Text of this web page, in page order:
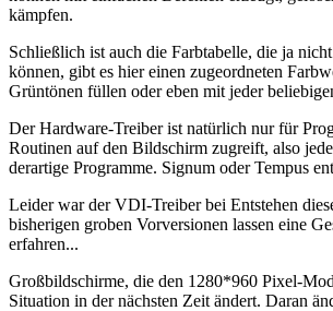
kämpfen.
Schließlich ist auch die Farbtabelle, die ja
können, gibt es hier einen zugeordneten
Grüntönen füllen oder eben mit jeder
Der Hardware-Treiber ist natürlich nur für
Routinen auf den Bildschirm zugreift, also
derartige Programme. Signum oder Tempus
Leider war der VDI-Treiber bei Entstehen
bisherigen groben Vorversionen lassen eine
erfahren...
Großbildschirme, die den 1280*960 Pixel-
Situation in der nächsten Zeit ändert. Daran